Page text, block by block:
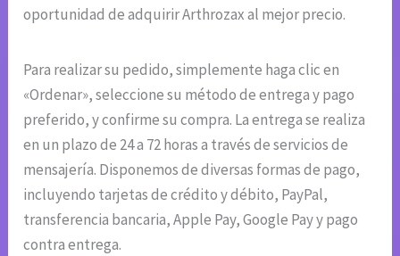
oportunidad de adquirir Arthrozax al mejor precio.
Para realizar su pedido, simplemente haga clic en
«Ordenar», seleccione su método de entrega y pago
preferido, y confirme su compra. La entrega se realiza
en un plazo de 24 a 72 horas a través de servicios de
mensajería. Disponemos de diversas formas de pago,
incluyendo tarjetas de crédito y débito, PayPal,
transferencia bancaria, Apple Pay, Google Pay y pago
contra entrega.